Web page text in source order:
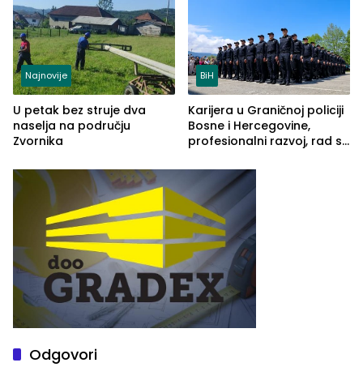
Najnovije
U petak bez struje dva
naselja na području
Zvornika
BiH
Karijera u Graničnoj policiji
Bosne i Hercegovine,
profesionalni razvoj, rad sa
služba građanima
Odgovori